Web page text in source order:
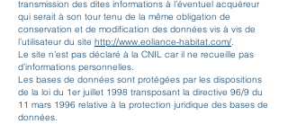
transmission des dites informations à l’éventuel acquéreur
qui serait à son tour tenu de la même obligation de
conservation et de modification des données vis à vis de
l’utilisateur du site http://www.eoliance-habitat.com/.
Le site n’est pas déclaré à la CNIL car il ne recueille pas
d’informations personnelles.
Les bases de données sont protégées par les dispositions
de la loi du 1er juillet 1998 transposant la directive 96/9 du
11 mars 1996 relative à la protection juridique des bases de
données.